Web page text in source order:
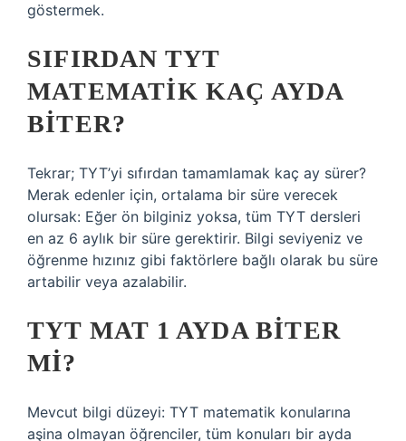
göstermek.
SIFIRDAN TYT
MATEMATIK KAÇ AYDA
BITER?
Tekrar; TYT’yi sıfırdan tamamlamak kaç ay sürer?
Merak edenler için, ortalama bir süre verecek
olursak: Eğer ön bilginiz yoksa, tüm TYT dersleri
en az 6 aylık bir süre gerektirir. Bilgi seviyeniz ve
öğrenme hızınız gibi faktörlere bağlı olarak bu süre
artabilir veya azalabilir.
TYT MAT 1 AYDA BITER
MI?
Mevcut bilgi düzeyi: TYT matematik konularına
aşina olmayan öğrenciler, tüm konuları bir ayda